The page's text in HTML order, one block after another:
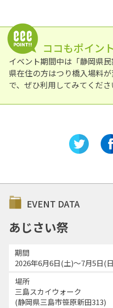
ココもポイン
イベント期間中は「静岡県
県在住の方はつり橋入場料
で、ぜひ利用してみてくださ
EVENT DATA
あじさい祭
期間
2026年6月6日(土)～7月5日(
場所
三島スカイウォーク
(静岡県三島市笹原新田313)